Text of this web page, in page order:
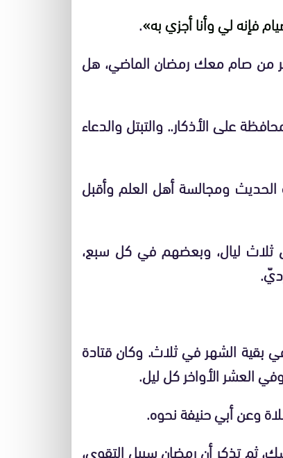
فإنه لي وأنا أجزي به».
من صام معك رمضان الماضي، هل
على الأذكار.. والتبتل والدعاء
الحديث ومجالسة أهل العلم وأقبل
ليال، وبعضهم في كل سبع،
بقية الشهر في ثلاث. وكان قتادة
العشر الأواخر كل ليل.
وعن أبي حنيفة نحوه.
ثم تذكر أن رمضان سبيل التقوى،